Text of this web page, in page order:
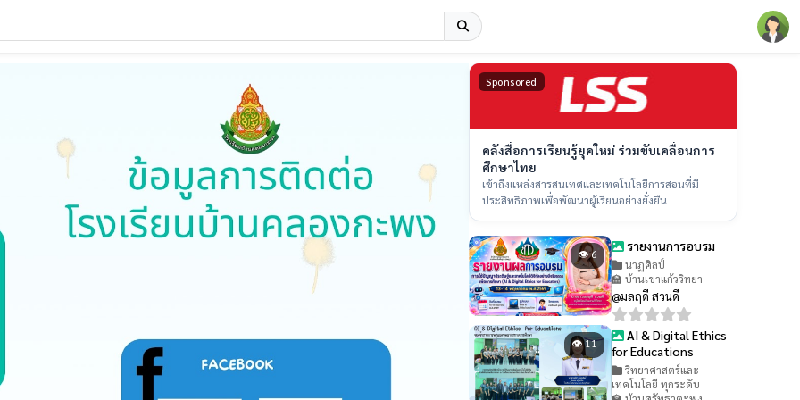
Sponsored
คลังสื่อการเรียนรู้ยุคใหม่ ร่วมขับเคลื่อนการ
ศึกษาไทย
เข้าถึงแหล่งสารสนเทศและเทคโนโลยีการสอนที่มี
ประสิทธิภาพเพื่อพัฒนาผู้เรียนอย่างยั่งยืน
👁 6 รายงานการอบรม
นาฏศิลป์
🏫 บ้านเขาแก้ววิทยา
@มลฤดี สวนดี
👁 11
AI & Digital Ethics
for Educations
วิทยาศาสตร์และ
เทคโนโลยี ทุกระดับ